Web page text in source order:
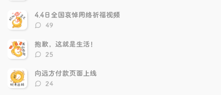
数：
4.4日全国哀悼网络祈福视频
评
数：
49
抱歉，这就是生活！
评
数：
25
向远方付款页面上线
评
24